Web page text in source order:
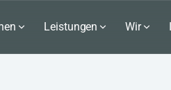
Leistungen Wir